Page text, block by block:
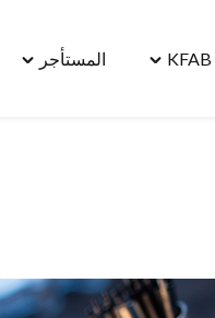
Toggle
المستأجر